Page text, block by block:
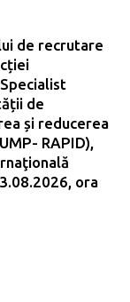
de recrutare
de
și reducerea
RAPID),
ora